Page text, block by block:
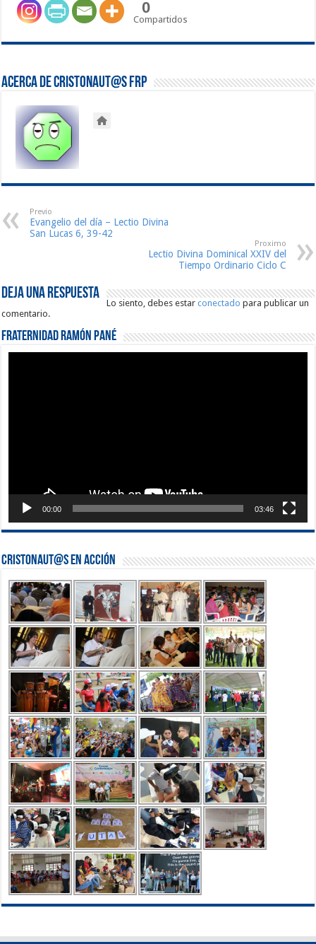
0
Compartidos
Acerca de Cristonaut@s FRP
Previo
Evangelio del día – Lectio Divina
San Lucas 6, 39-42
Proximo
Lectio Divina Dominical XXIV del
Tiempo Ordinario Ciclo C
Deja una respuesta
Lo siento, debes estarconectado para publicar un
comentario.
Fraternidad Ramón Pané
00:00 03:46
Cristonaut@s en Acción